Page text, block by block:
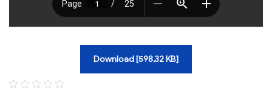
Download [598,32 KB]